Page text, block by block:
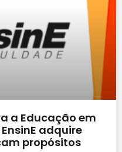
a Educação em
adquire
propósitos